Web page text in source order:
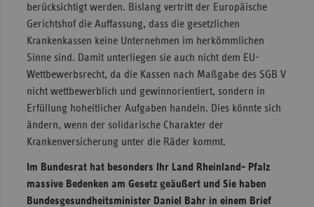
berücksichtigt werden. Bislang vertritt der Europäische
Gerichtshof die Auffassung, dass die gesetzlichen
Krankenkassen keine Unternehmen im herkömmlichen
Sinne sind. Damit unterliegen sie auch nicht dem EU-
Wettbewerbsrecht, da die Kassen nach Maßgabe des SGB V
nicht wettbewerblich und gewinnorientiert, sondern in
Erfüllung hoheitlicher Aufgaben handeln. Dies könnte sich
ändern, wenn der solidarische Charakter der
Krankenversicherung unter die Räder kommt.
Im Bundesrat hat besonders Ihr Land Rheinland- Pfalz
massive Bedenken am Gesetz geäußert und Sie haben
Bundesgesundheitsminister Daniel Bahr in einem Brief